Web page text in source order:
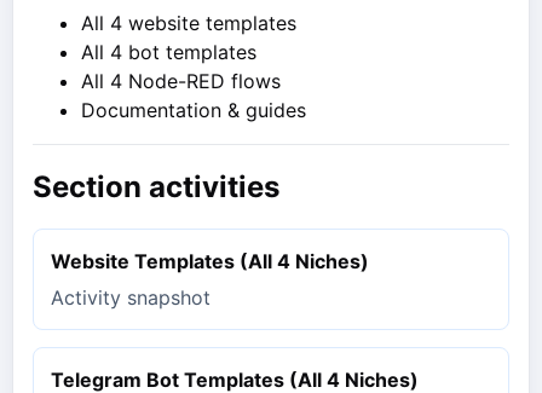
All 4 website templates
All 4 bot templates
All 4 Node-RED flows
Documentation & guides
Section activities
Website Templates (All 4 Niches)
Activity snapshot
Telegram Bot Templates (All 4 Niches)